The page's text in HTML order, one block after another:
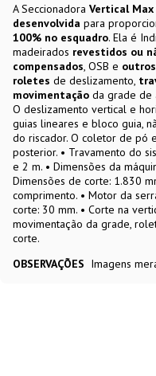
A Seccionadora Vertical Max
desenvolvida para
100% no esquadro. Ela é
madeirados revestidos ou
compensados, OSB e outros
roletes de deslizamento,
movimentação da grade de
O deslizamento vertical e
guias lineares e bloco guia,
do riscador. O coletor de pó
posterior. • Travamento do
e 2 m. • Dimensões da
Dimensões de corte: 1.830
comprimento. • Motor da
corte: 30 mm. • Corte na
movimentação da grade,
corte.
OBSERVAÇÕES Imagens